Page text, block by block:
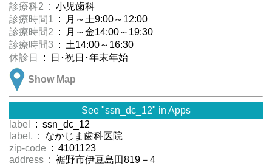
診療科2 : 小児歯科
診療時間1 : 月～土9:00～12:00
診療時間2 : 月～金14:00～19:30
診療時間3 : 土14:00～16:30
休診日
: 日･祝日･年末年始
Show Map
See "ssn_dc_12" in Apps
label
: ssn_dc_12
label, : なかじま歯科医院
zip-code : 4101123
address : 裾野市伊豆島田819－4